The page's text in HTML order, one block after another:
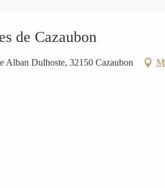
de Cazaubon
Alban Dulhoste, 32150 Cazaubon